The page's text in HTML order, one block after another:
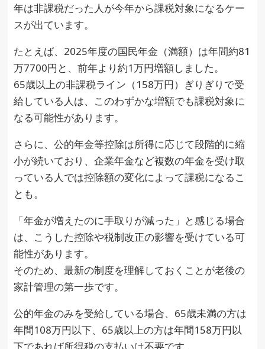
年は非課税だった人が今年から課税対象になるケー
スが出ています。
たとえば、2025年度の国民年金（満額）は年間約81
万7700円と、前年より約1万円増額しました。
65歳以上の非課税ライン（158万円）ぎりぎりで受
給している人は、このわずかな増額でも課税対象に
なる可能性があります。
さらに、公的年金等控除は所得に応じて段階的に縮
小が続いており、企業年金など複数の年金を受け取
っている人では控除額の変化によって課税になるこ
とも。
「年金が増えたのに手取りが減った」と感じる場合
は、こうした控除や税制改正の影響を受けている可
能性があります。
そのため、最新の制度を理解しておくことが老後の
家計管理の第一歩です。
公的年金のみを受給している場合、65歳未満の方は
年間108万円以下、65歳以上の方は年間158万円以
下であれば所得税の支払いは不要です。